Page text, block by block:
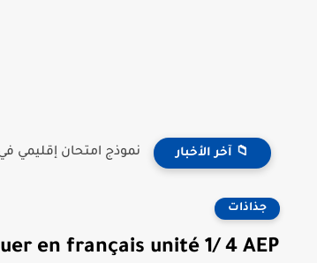
📁 آخر الأخبار نموذج امتحان إقليمي في
جذاذات
en français unité 1/ 4 AEP